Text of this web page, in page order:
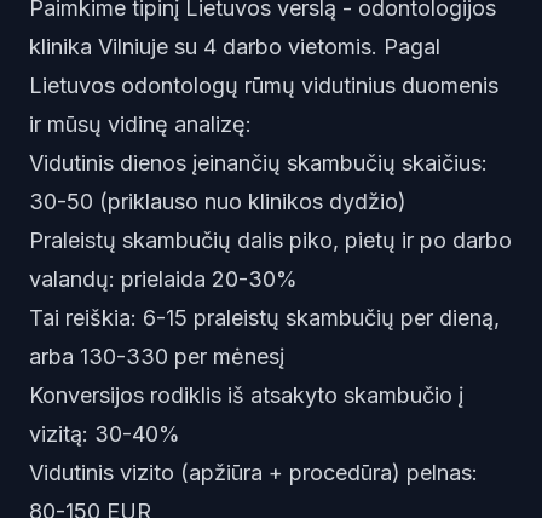
Paimkime tipinį Lietuvos verslą - odontologijos
klinika Vilniuje su 4 darbo vietomis. Pagal
Lietuvos odontologų rūmų vidutinius duomenis
ir mūsų vidinę analizę:
Vidutinis dienos įeinančių skambučių skaičius:
30-50 (priklauso nuo klinikos dydžio)
Praleistų skambučių dalis piko, pietų ir po darbo
valandų: prielaida 20-30%
Tai reiškia: 6-15 praleistų skambučių per dieną,
arba 130-330 per mėnesį
Konversijos rodiklis iš atsakyto skambučio į
vizitą: 30-40%
Vidutinis vizito (apžiūra + procedūra) pelnas:
80-150 EUR